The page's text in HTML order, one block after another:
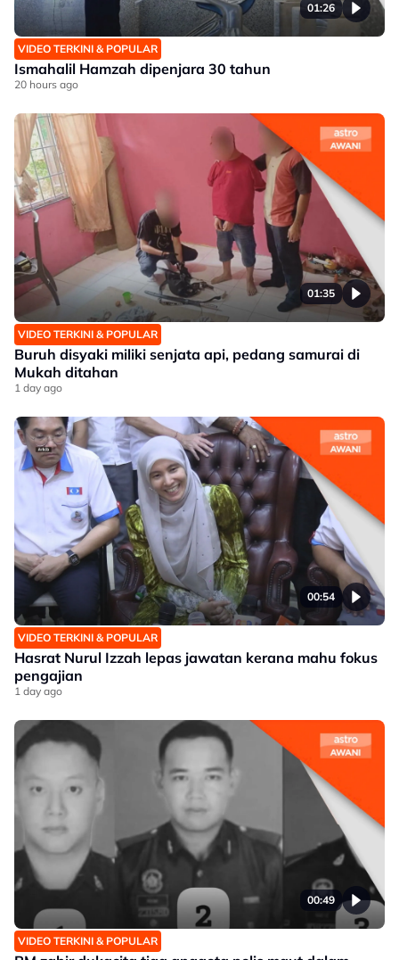
01:26
VIDEO TERKINI & POPULAR
Ismahalil Hamzah dipenjara 30 tahun
20 hours ago
01:35
VIDEO TERKINI & POPULAR
Buruh disyaki miliki senjata api, pedang samurai di
Mukah ditahan
1 day ago
00:54
VIDEO TERKINI & POPULAR
Hasrat Nurul Izzah lepas jawatan kerana mahu fokus
pengajian
1 day ago
00:49
VIDEO TERKINI & POPULAR